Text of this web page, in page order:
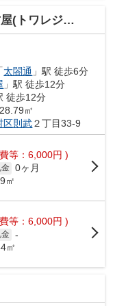
レディアスタイル名古屋)
「太閤通 」駅 徒歩6分
」駅 徒歩12分
徒歩12分
㎡
区則武２丁目33-9
等：6,000円 )
0ヶ月
㎡
等：6,000円 )
-
㎡